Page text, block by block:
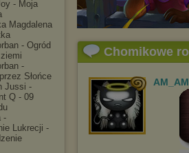
- Moja
Magdalena
- Ogród
-
Słońce
Jussi -
Q - 09
-
Lukrecji -
Chomikowe
AM_AM